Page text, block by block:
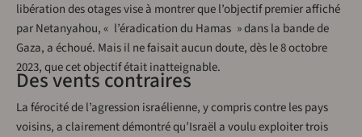
libération des otages vise à montrer que l’objectif premier affiché
par Netanyahou, « l’éradication du Hamas » dans la bande de
Gaza, a échoué. Mais il ne faisait aucun doute, dès le 8 octobre
2023, que cet objectif était inatteignable.
Des vents contraires
La férocité de l’agression israélienne, y compris contre les pays
voisins, a clairement démontré qu’Israël a voulu exploiter trois